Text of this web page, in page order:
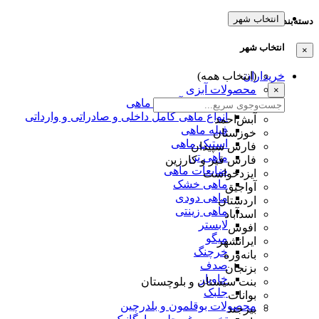
دسته‌بندی‌ها
×
خریداران
محصولات آبزی
تخم عمل آوردی ماهی
انواع ماهی کامل داخلی و صادراتی و وارداتی
فیله ماهی
استیک ماهی
ماهی تن
ضایعات ماهی
ماهی خشک
ماهی دودی
ماهی زینتی
لابستر
میگو
خرچنگ
صدف
خاویار
جلبک
محصولات بوقلمون و بلدرچین
انتخاب شهر
انتخاب شهر
(انتخاب همه)
×
آبش‌احمد
خوزستان
فارس سپیدان
فارس قیر و کارزین
ایزدخواست
آواجیق
اردستان
اسدآباد
افوس
ایرانشهر
بانه‌وره
بزنجان
بنت سیستان و بلوچستان
بوانات
بیرجند